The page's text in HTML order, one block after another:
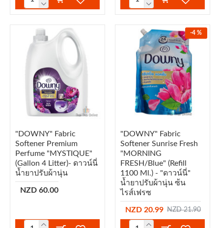
"DOWNY" Fabric
Softener Premium
Perfume "MYSTIQUE"
(Gallon 4 Litter)- ดาวน์นี่
น้ำยาปรับผ้านุ่น
NZD 60.00
-4 %
"DOWNY" Fabric
Softener Sunrise Fresh
"MORNING
FRESH/Blue" (refill
1100 Ml.) - "ดาวน์นี่"
น้ำยาปรับผ้านุ่น ซ้น
ไรส์เฟรซ
NZD 20.99 NZD 21.90